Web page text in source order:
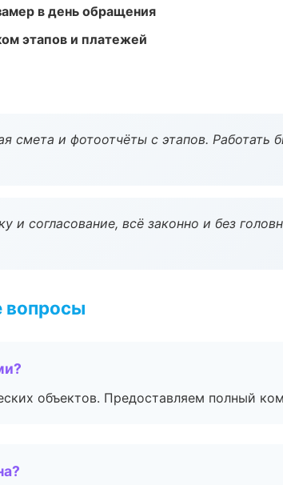
в день обращения
этапов и платежей
смета и фотоотчёты с этапов. Работать
и согласование, всё законно и без
вопросы
объектов. Предоставляем полный